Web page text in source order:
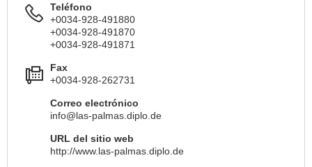
Teléfono
+0034-928-491880
+0034-928-491870
+0034-928-491871
Fax
+0034-928-262731
Correo electrónico
info@las-palmas.diplo.de
URL del sitio web
http://www.las-palmas.diplo.de